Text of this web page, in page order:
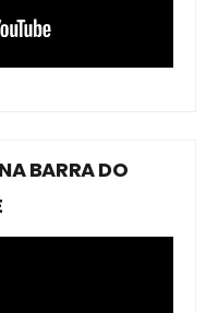
BARRA DO